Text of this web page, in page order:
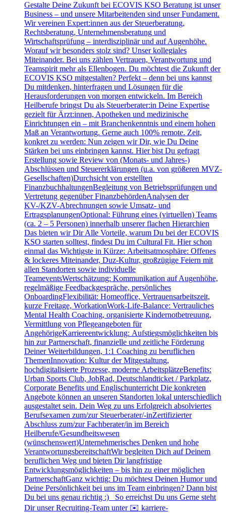
Gestalte Deine Zukunft bei ECOVIS KSO Beratung ist unser
Business – und unsere Mitarbeitenden sind unser Fundament.
Wir vereinen Expert:innen aus der Steuerberatung,
Rechtsberatung, Unternehmensberatung und
Wirtschaftsprüfung – interdisziplinär und auf Augenhöhe.
Worauf wir besonders stolz sind? Unser kollegiales
Miteinander. Bei uns zählen Vertrauen, Verantwortung und
Teamspirit mehr als Ellenbogen. Du möchtest die Zukunft der
ECOVIS KSO mitgestalten? Perfekt – denn bei uns kannst
Du mitdenken, hinterfragen und Lösungen für die
Herausforderungen von morgen entwickeln. Im Bereich
Heilberufe bringst Du als Steuerberater:in Deine Expertise
gezielt für Ärzt:innen, Apotheken und medizinische
Einrichtungen ein – mit Branchenkenntnis und einem hohen
Maß an Verantwortung. Gerne auch 100% remote. Zeit,
konkret zu werden: Nun zeigen wir Dir, wie Du Deine
Stärken bei uns einbringen kannst. Hier bist Du gefragt
Erstellung sowie Review von (Monats- und Jahres-)
Abschlüssen und Steuererklärungen (u.a. von größeren MVZ-
Gesellschaften)Durchsicht von erstellten
FinanzbuchhaltungenBegleitung von Betriebsprüfungen und
Vertretung gegenüber FinanzbehördenAnalysen der
KV-/KZV-Abrechnungen sowie Umsatz- und
ErtragsplanungenOptional: Führung eines (virtuellen) Teams
(ca. 2 – 5 Personen) innerhalb unserer flachen Hierarchien
Das bieten wir Dir Alle Vorteile, warum Du bei der ECOVIS
KSO starten solltest, findest Du im Cultural Fit. Hier schon
einmal das Wichtigste in Kürze: Arbeitsatmosphäre: Offenes
& lockeres Miteinander, Duz-Kultur, großzügige Feiern mit
allen Standorten sowie individuelle
TeameventsWertschätzung: Kommunikation auf Augenhöhe,
regelmäßige Feedbackgespräche, persönliches
OnboardingFlexibilität: Homeoffice, Vertrauensarbeitszeit,
kurze Freitage, WorkationWork-Life-Balance: Vertrauliches
Mental Health Coaching, organisierte Kindernotbetreuung,
Vermittlung von Pflegeangeboten für
AngehörigeKarriereentwicklung: Aufstiegsmöglichkeiten bis
hin zur Partnerschaft, finanzielle und zeitliche Förderung
Deiner Weiterbildungen, 1:1 Coaching zu beruflichen
ThemenInnovation: Kultur der Mitgestaltung,
hochdigitalisierte Prozesse, moderne ArbeitsplätzeBenefits:
Urban Sports Club, JobRad, Deutschlandticket / Parkplatz,
Corporate Benefits und Englischunterricht Die konkreten
Angebote können an unseren Standorten lokal unterschiedlich
ausgestaltet sein. Dein Weg zu uns Erfolgreich absolviertes
Berufsexamen zum/zur Steuerberater/-inZertifizierter
Abschluss zum/zur Fachberater/in im Bereich
Heilberufe/Gesundheitswesen
(wünschenswert)Unternehmerisches Denken und hohe
VerantwortungsbereitschaftWir begleiten Dich auf Deinem
beruflichen Weg und bieten Dir langfristige
Entwicklungsmöglichkeiten – bis hin zu einer möglichen
PartnerschaftGanz wichtig: Du möchtest Deinen Humor und
Deine Persönlichkeit bei uns im Team einbringen? Dann bist
Du bei uns genau richtig :) So erreichst Du uns Gerne steht
Dir unser Recruiting-Team unter ✉️ karriere-